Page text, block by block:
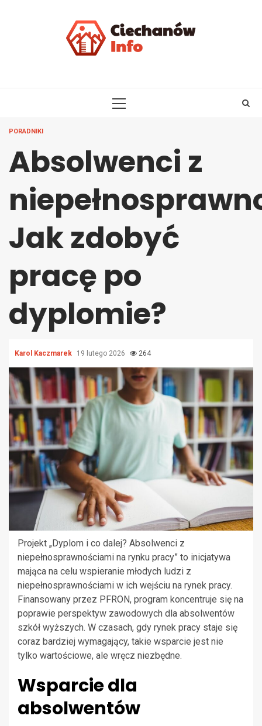
PRIMARY
PORADNIKI
Absolwenci z
Jak zdobyć
pracę po
dyplomie?
Karol Kaczmarek 19 lutego 2026 264
Projekt „Dyplom i co dalej? Absolwenci z
niepełnosprawnościami na rynku pracy” to inicjatywa
mająca na celu wspieranie młodych ludzi z
niepełnosprawnościami w ich wejściu na rynek pracy.
Finansowany przez PFRON, program koncentruje się na
poprawie perspektyw zawodowych dla absolwentów
szkół wyższych. W czasach, gdy rynek pracy staje się
coraz bardziej wymagający, takie wsparcie jest nie
tylko wartościowe, ale wręcz niezbędne.
Wsparcie dla
absolwentów